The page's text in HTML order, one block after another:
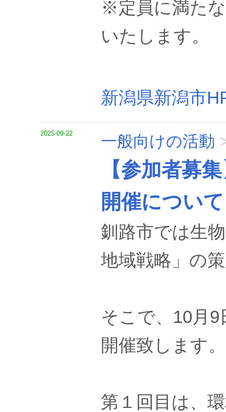
※定員に満た
いたします。
新潟県新潟市
2025-09-22 一般向けの活動
【参加者募
開催について
釧路市では生
地域戦略」の
そこで、10月
開催致します。
第１回目は、